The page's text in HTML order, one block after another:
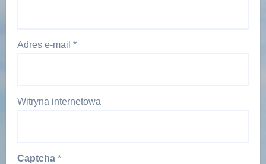
Adres e-mail *
Witryna internetowa
Captcha *